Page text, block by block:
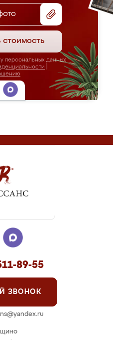
стоимость
персональных данных
89-55
ЗВОНОК